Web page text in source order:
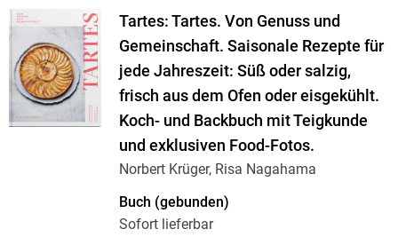
Tartes: Tartes. Von Genuss und
Gemeinschaft. Saisonale Rezepte für
jede Jahreszeit: Süß oder salzig,
frisch aus dem Ofen oder eisgekühlt.
Koch- und Backbuch mit Teigkunde
und exklusiven Food-Fotos.
Norbert Krüger, Risa Nagahama
Buch (gebunden)
Sofort lieferbar